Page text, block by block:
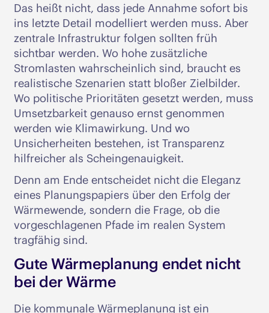
Das heißt nicht, dass jede Annahme sofort bis
ins letzte Detail modelliert werden muss. Aber
zentrale Infrastruktur folgen sollten früh
sichtbar werden. Wo hohe zusätzliche
Stromlasten wahrscheinlich sind, braucht es
realistische Szenarien statt bloßer Zielbilder.
Wo politische Prioritäten gesetzt werden, muss
Umsetzbarkeit genauso ernst genommen
werden wie Klimawirkung. Und wo
Unsicherheiten bestehen, ist Transparenz
hilfreicher als Scheingenauigkeit.
Denn am Ende entscheidet nicht die Eleganz
eines Planungspapiers über den Erfolg der
Wärmewende, sondern die Frage, ob die
vorgeschlagenen Pfade im realen System
tragfähig sind.
Gute Wärmeplanung endet nicht
bei der Wärme
Die kommunale Wärmeplanung ist ein